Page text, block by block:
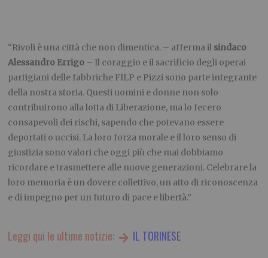
“Rivoli è una città che non dimentica. – afferma il sindaco
Alessandro Errigo – Il coraggio e il sacrificio degli operai
partigiani delle fabbriche FILP e Pizzi sono parte integrante
della nostra storia. Questi uomini e donne non solo
contribuirono alla lotta di Liberazione, ma lo fecero
consapevoli dei rischi, sapendo che potevano essere
deportati o uccisi. La loro forza morale e il loro senso di
giustizia sono valori che oggi più che mai dobbiamo
ricordare e trasmettere alle nuove generazioni. Celebrare la
loro memoria è un dovere collettivo, un atto di riconoscenza
e di impegno per un futuro di pace e libertà.”
Leggi qui le ultime notizie: IL TORINESE